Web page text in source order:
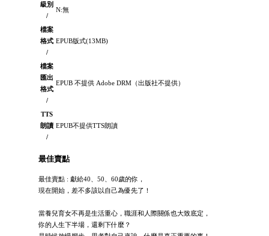
級別
/
N:無
檔案
格式
/
EPUB版式(13MB)
檔案
匯出
格式
/
EPUB 不提供 Adobe DRM（出版社不提供）
TTS
朗讀
/
EPUB不提供TTS朗讀
最佳賣點
最佳賣點 : 獻給40、50、60歲的你，
現在開始，差不多該以自己為優先了！
當養兒育女不再是生活重心，職涯和人際關係也大致底定，
你的人生下半場，還剩下什麼？